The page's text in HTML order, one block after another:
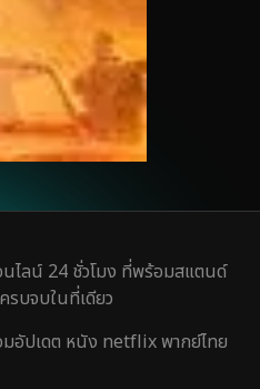
นไลน์ 24 ชั่วโมง ที่พร้อมสแตนด์
บจบในที่เดียว
มอัปเดต หนัง netflix พากย์ไทย